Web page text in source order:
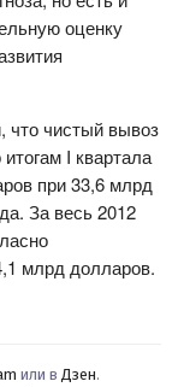
оценку
что чистый вывоз
I квартала
при 33,6 млрд
За весь 2012
млрд долларов.
или в Дзен.